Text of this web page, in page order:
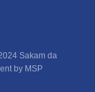
Sakam da
by MSP